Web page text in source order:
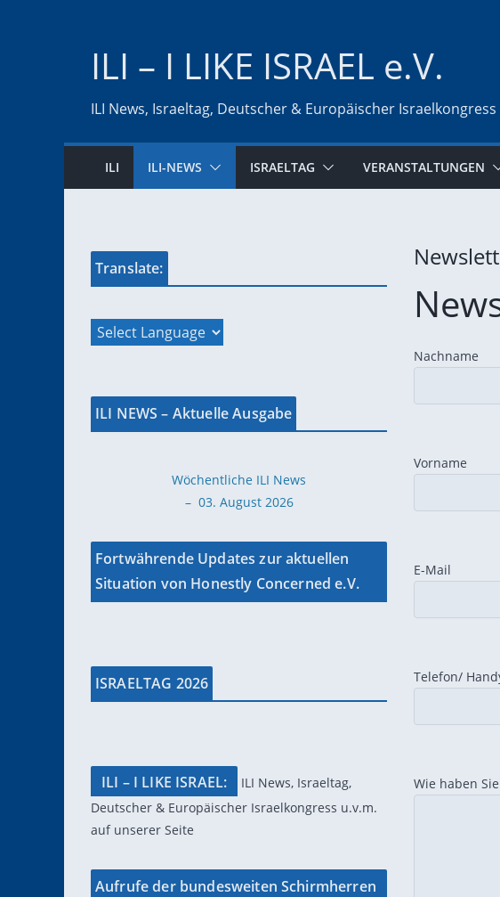
ILI – I LIKE ISRAEL e.V.
ILI News, Israeltag, Deutscher & Europäischer Israelkongress
ILI ILI-NEWS ISRAELTAG VERANSTALTUNGEN
Nachname
Vorname
E-Mail
Telefon/
Wie haben
Translate:
ILI NEWS – Aktuelle Ausgabe
Wöchentliche ILI News
– 03. August 2026
Fortwährende Updates zur aktuellen
Situation von Honestly Concerned e.V.
ISRAELTAG 2026
ILI – I LIKE ISRAEL:
ILI News, Israeltag,
Deutscher & Europäischer Israelkongress u.v.m.
auf unserer Seite
Aufrufe der bundesweiten Schirmherren